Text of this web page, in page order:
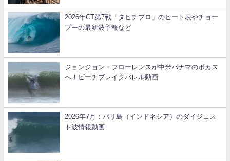
2026年CT第7戦「タヒチプロ」のヒート表やチョー
プーの最新波予報など
ジョンジョン・フローレンスが中米パナマのボカス
へ！ビーチブレイクバレル動画
2026年7月：バリ島（インドネシア）のダイジェス
ト波情報動画